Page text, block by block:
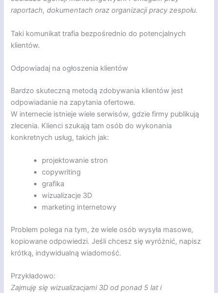
raportach, dokumentach oraz organizacji pracy zespołu.
Taki komunikat trafia bezpośrednio do potencjalnych
klientów.
Odpowiadaj na ogłoszenia klientów
Bardzo skuteczną metodą zdobywania klientów jest
odpowiadanie na zapytania ofertowe.
W internecie istnieje wiele serwisów, gdzie firmy publikują
zlecenia. Klienci szukają tam osób do wykonania
konkretnych usług, takich jak:
projektowanie stron
copywriting
grafika
wizualizacje 3D
marketing internetowy
Problem polega na tym, że wiele osób wysyła masowe,
kopiowane odpowiedzi. Jeśli chcesz się wyróżnić, napisz
krótką, indywidualną wiadomość.
Przykładowo:
Zajmuję się wizualizacjami 3D od ponad 5 lat i